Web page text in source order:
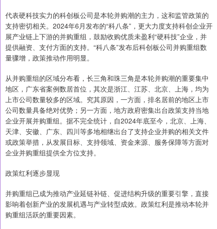
代表硬科技实力的科创板公司是本轮并购潮的主力，这和监管政策的
支持密切相关。2024年6月发布的“科八条”，更大力度支持科创企业开
展产业链上下游的并购重组，鼓励收购优质未盈利“硬科技”企业，并
提供融资、支付方面的支持。“科八条”发布后科创板公司并购重组数
量骤增，政策推动作用明显。
从并购重组的区域分布看，长三角和珠三角是本轮并购潮的重要集中
地区，广东省案例数居首位，其次是浙江、江苏、北京、上海，均为
上市公司数量较多的区域。究其原因，一方面，排名居前的地区上市
公司数量具备绝对优势；另一方面，地方政府密集出台政策支持当地
企业开展并购重组。据不完全统计，自2024年底至今，北京、上海、
天津、安徽、广东、四川等多地相继出台了支持企业并购的相关文件
或政策举措，从发展目标、支持领域、资金来源、服务保障等方面对
企业并购重组提供全方位支持。
政策红利逐步显现
并购重组已成为推动产业延链补链、促进结构升级的重要引擎，直接
影响着创新产业的发展机遇与产业转型成效。政策红利是推动本轮并
购重组活跃的重要因素。